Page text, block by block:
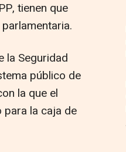
tienen que
la Seguridad
público de
la que el
para la caja de